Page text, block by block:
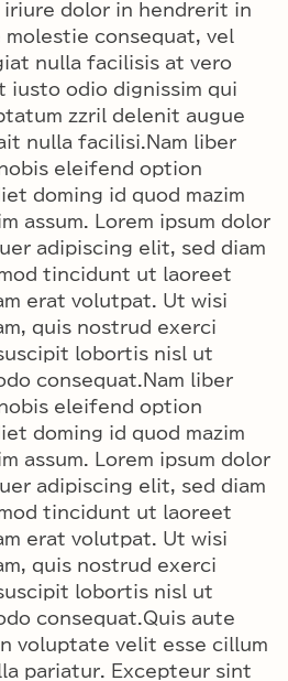
iriure dolor in hendrerit in
consequat, vel
nulla facilisis at vero
iusto odio dignissim qui
zzril delenit augue
nulla facilisi.Nam liber
eleifend option
doming id quod mazim
assum. Lorem ipsum dolor
adipiscing elit, sed diam
tincidunt ut laoreet
erat volutpat. Ut wisi
quis nostrud exerci
lobortis nisl ut
consequat.Nam liber
eleifend option
doming id quod mazim
assum. Lorem ipsum dolor
adipiscing elit, sed diam
tincidunt ut laoreet
erat volutpat. Ut wisi
quis nostrud exerci
lobortis nisl ut
consequat.Quis aute
voluptate velit esse cillum
pariatur. Excepteur sint